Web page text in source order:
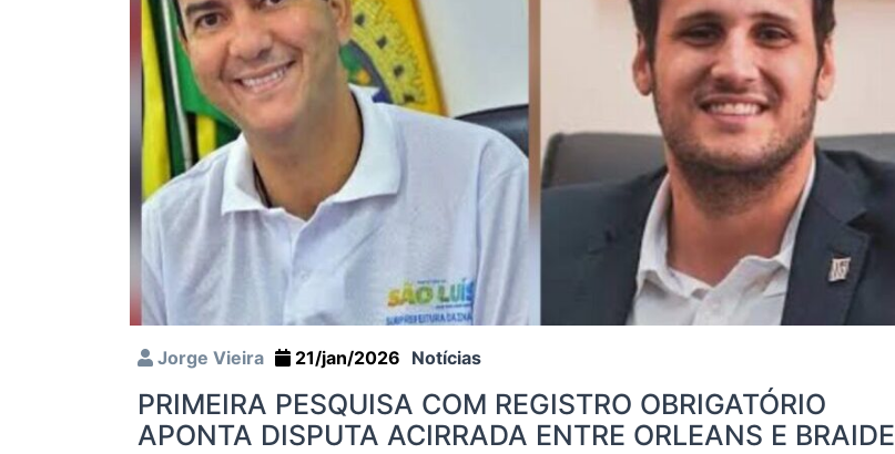
Jorge Vieira 21/jan/2026 Notícias
PRIMEIRA PESQUISA COM REGISTRO OBRIGATÓRIO
APONTA DISPUTA ACIRRADA ENTRE ORLEANS E BRAIDE